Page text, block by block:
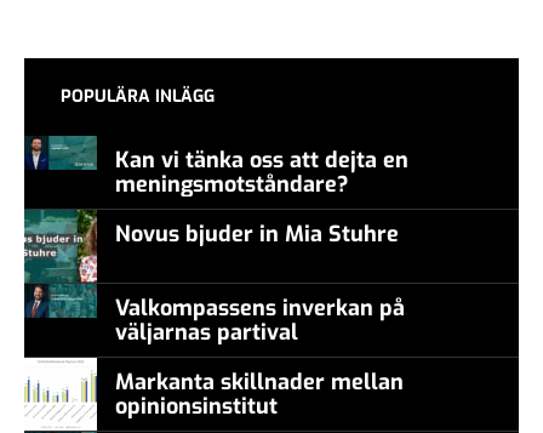
POPULÄRA INLÄGG
Kan vi tänka oss att dejta en
meningsmotståndare?
Novus bjuder in Mia Stuhre
Valkompassens inverkan på
väljarnas partival
Markanta skillnader mellan
opinionsinstitut